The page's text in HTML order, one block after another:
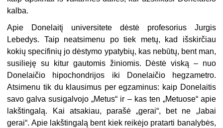
kalba.
Apie Donelaitį universitete dėstė profesorius Jurgis
Lebedys. Taip neatsimenu po tiek metų, kad išskirčiau
kokių specifinių jo dėstymo ypatybių, kas nebūtų, bent man,
susilieję su kitur gautomis žiniomis. Dėstė viską – nuo
Donelaičio hipochondrijos iki Donelaičio hegzametro.
Atsimenu tik du klausimus per egzaminus: kaip Donelaitis
savo galva susigalvojo „Metus“ ir – kas ten „Metuose“ apie
lakštingalą. Kai atsakiau, parašė „gerai“, bet ne „labai
gerai“. Apie lakštingalą bent kiek reikėjo pratarti banalybės,